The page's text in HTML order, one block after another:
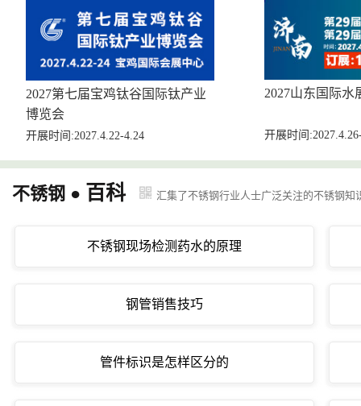
2027第七届宝鸡钛谷国际钛产业
博览会
开展时间:2027.4.22-4.24
2027山东国际水
开展时间
不锈钢 ● 百科 汇集了不锈钢行业人士广泛关注的不锈钢
不锈钢现场检测药水的原理
钢管销售技巧
管件标识是怎样区分的